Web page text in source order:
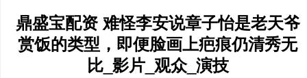
鼎盛宝配资 难怪李安说章子怡是老天爷
赏饭的类型，即便脸画上疤痕仍清秀无
比_影片_观众_演技